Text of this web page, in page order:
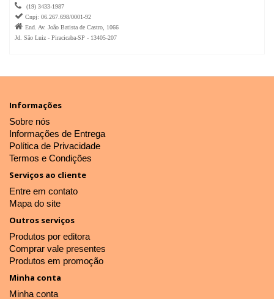
 (19) 3433-1987
 Cnpj: 06.267.698/0001-92
 End. Av. João Batista de Castro, 1066
Jd. São Luiz - Piracicaba-SP - 13405-207
Informações
Sobre nós
Informações de Entrega
Política de Privacidade
Termos e Condições
Serviços ao cliente
Entre em contato
Mapa do site
Outros serviços
Produtos por editora
Comprar vale presentes
Produtos em promoção
Minha conta
Minha conta